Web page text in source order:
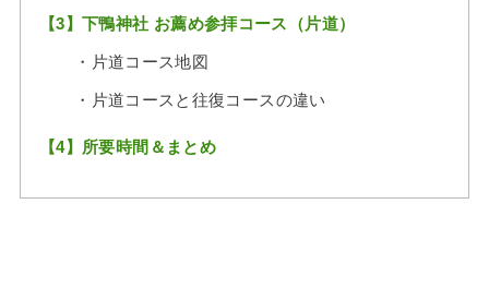
【3】下鴨神社 お薦め参拝コース（片道）
・片道コース地図
・片道コースと往復コースの違い
【4】所要時間＆まとめ